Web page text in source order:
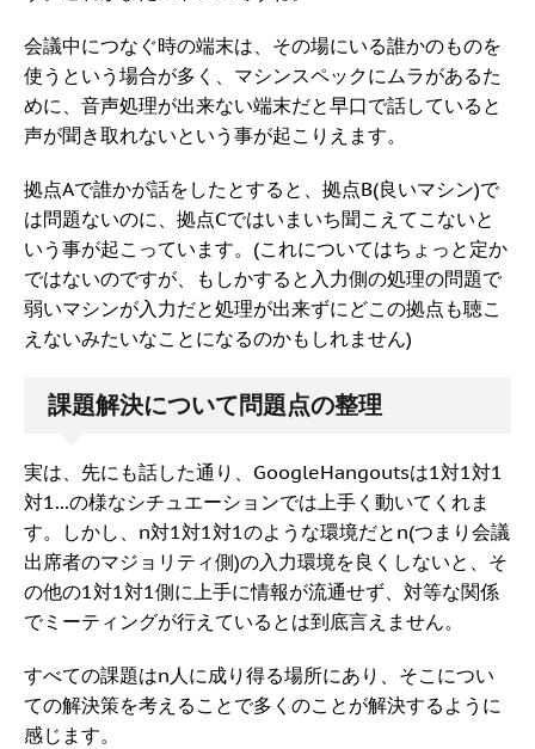
会議中につなぐ時の端末は、その場にいる誰かのものを
使うという場合が多く、マシンスペックにムラがあるた
めに、音声処理が出来ない端末だと早口で話していると
声が聞き取れないという事が起こりえます。
拠点Aで誰かが話をしたとすると、拠点B(良いマシン)で
は問題ないのに、拠点Cではいまいち聞こえてこないと
いう事が起こっています。(これについてはちょっと定か
ではないのですが、もしかすると入力側の処理の問題で
弱いマシンが入力だと処理が出来ずにどこの拠点も聴こ
えないみたいなことになるのかもしれません)
課題解決について問題点の整理
実は、先にも話した通り、GoogleHangoutsは1対1対1
対1...の様なシチュエーションでは上手く動いてくれま
す。しかし、n対1対1対1のような環境だとn(つまり会議
出席者のマジョリティ側)の入力環境を良くしないと、そ
の他の1対1対1側に上手に情報が流通せず、対等な関係
でミーティングが行えているとは到底言えません。
すべての課題はn人に成り得る場所にあり、そこについ
ての解決策を考えることで多くのことが解決するように
感じます。